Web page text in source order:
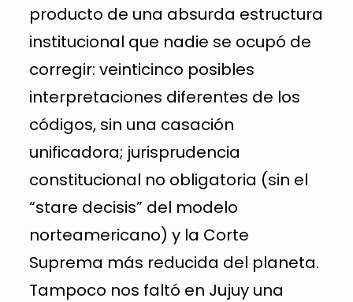
producto de una absurda estructura
institucional que nadie se ocupó de
corregir: veinticinco posibles
interpretaciones diferentes de los
códigos, sin una casación
unificadora; jurisprudencia
constitucional no obligatoria (sin el
“stare decisis” del modelo
norteamericano) y la Corte
Suprema más reducida del planeta.
Tampoco nos faltó en Jujuy una